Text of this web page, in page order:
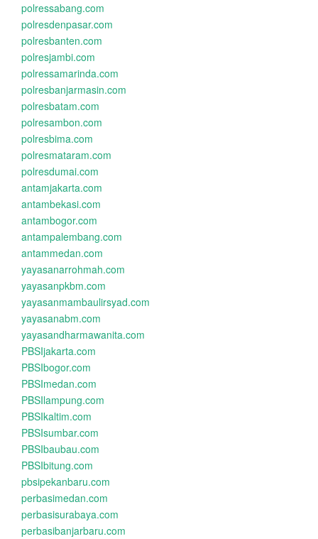
polressabang.com
polresdenpasar.com
polresbanten.com
polresjambi.com
polressamarinda.com
polresbanjarmasin.com
polresbatam.com
polresambon.com
polresbima.com
polresmataram.com
polresdumai.com
antamjakarta.com
antambekasi.com
antambogor.com
antampalembang.com
antammedan.com
yayasanarrohmah.com
yayasanpkbm.com
yayasanmambaulirsyad.com
yayasanabm.com
yayasandharmawanita.com
PBSIjakarta.com
PBSIbogor.com
PBSImedan.com
PBSIlampung.com
PBSIkaltim.com
PBSIsumbar.com
PBSIbaubau.com
PBSIbitung.com
pbsipekanbaru.com
perbasimedan.com
perbasisurabaya.com
perbasibanjarbaru.com